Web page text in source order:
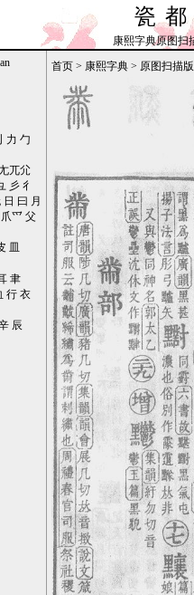
瓷
康熙字典原图扫
力 勹
兀尣
彡 彳
日 曰 月
爪爫 父
皿
聿
行 衣
辰
首页 > 康熙字典 > 原图扫描版